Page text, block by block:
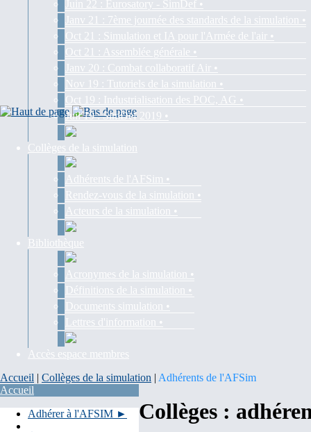
Juin 22 : Eurosatory - SimDef •
Janv 21 : 7ème journée des standards de la simulation •
Oct 21 : Simulation et IA pour l'Armée de l'air •
Oct 21 : Assemblée générale •
Janv 20 : Combat collaboratif Air •
Nov 19 : Tutoriels de la simulation •
Oct 19 : Industrialisation des POC, AG •
Juil 19 : SimDef 2019 •
Collèges de la simulation
Adhérents de l'AFSim •
Rendez-vous de la simulation •
Acteurs de la simulation •
Bibliothèque
Acronymes de la simulation •
Définitions de la simulation •
Documents simulation •
Lettres d'information •
Accès espace membres
Accueil | Collèges de la simulation | Adhérents de l'AFSim
Accueil
Adhérer à l'AFSIM ►
Collèges :